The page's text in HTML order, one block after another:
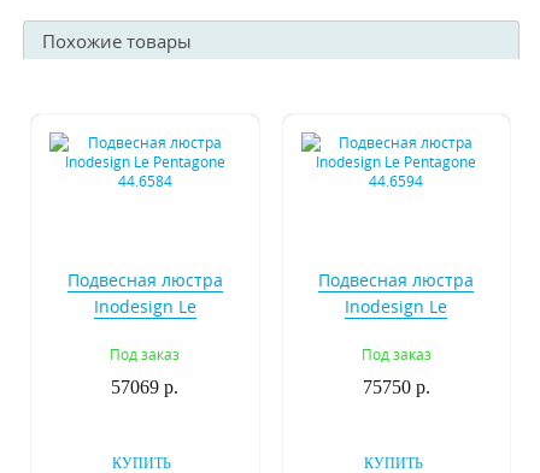
Похожие товары
Подвесная люстра
Inodesign Le
Под заказ
57069 р.
КУПИТЬ
Подвесная люстра
Inodesign Le
Под заказ
75750 р.
КУПИТЬ